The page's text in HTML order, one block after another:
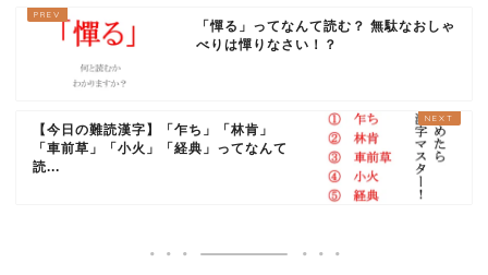
「憚る」ってなんて読む？ 無駄なおしゃ
べりは憚りなさい！？
【今日の難読漢字】「乍ち」「林肯」
「車前草」「小火」「経典」ってなんて
読...